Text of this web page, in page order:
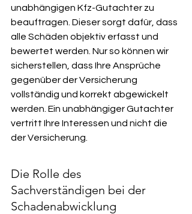
unabhängigen Kfz-Gutachter zu
beauftragen. Dieser sorgt dafür, dass
alle Schäden objektiv erfasst und
bewertet werden. Nur so können wir
sicherstellen, dass Ihre Ansprüche
gegenüber der Versicherung
vollständig und korrekt abgewickelt
werden. Ein unabhängiger Gutachter
vertritt Ihre Interessen und nicht die
der Versicherung.
Die Rolle des
Sachverständigen bei der
Schadenabwicklung